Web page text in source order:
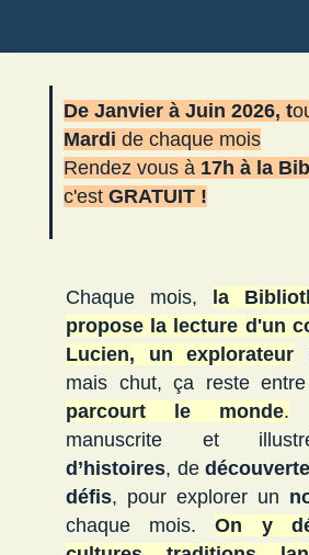
De Janvier à Juin 2026, t
Mardi de chaque mois
Rendez vous à 17h à la
c'est GRATUIT !
Chaque mois,
la
propose la lecture d'un
Lucien, un explorateur
mais chut, ça reste
parcourt le monde.
manuscrite et
d’histoires, de
défis, pour explorer un
chaque mois.On y